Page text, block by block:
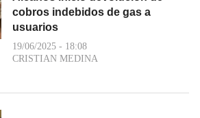
cobros indebidos de gas a
usuarios
19/06/2025 - 18:08
CRISTIAN MEDINA